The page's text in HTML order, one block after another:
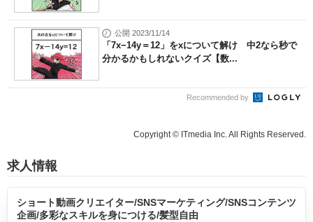
公開 2023/11/14
「7x−14y＝12」をxについて解け 中2なら秒で
分かるかもしれないクイズ【数...
Recommended by
Copyright © ITmedia Inc. All Rights Reserved.
求人情報
ショート動画クリエイター/SNSマーケティング/SNSコンテンツ
企画/多彩なスキルを身につける/髪型自由